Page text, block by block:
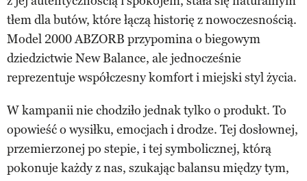
tłem dla butów, które łączą historię z nowoczesnością.
Model 2000 ABZORB przypomina o biegowym
dziedzictwie New Balance, ale jednocześnie
reprezentuje współczesny komfort i miejski styl życia.
W kampanii nie chodziło jednak tylko o produkt. To
opowieść o wysiłku, emocjach i drodze. Tej dosłownej,
przemierzonej po stepie, i tej symbolicznej, którą
pokonuje każdy z nas, szukając balansu między tym,